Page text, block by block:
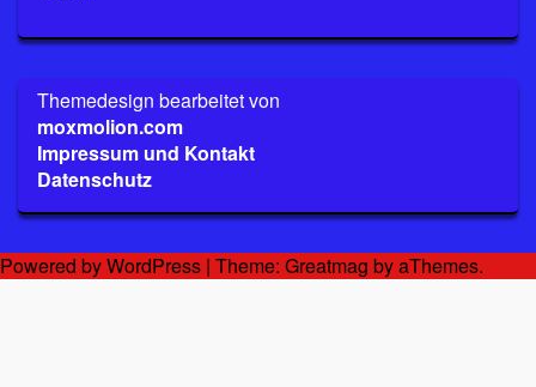
Themedesign bearbeitet von
moxmolion.com
Impressum und Kontakt
Datenschutz
Powered by WordPress | Theme: Greatmag by aThemes.